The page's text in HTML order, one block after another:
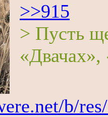
>>915
> Пусть
b/